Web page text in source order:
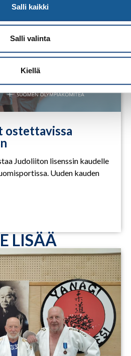
Salli kaikki
Salli valinta
Kiellä
ostettavissa
Judoliiton lisenssin kaudelle
Uuden kauden
LISÄÄ